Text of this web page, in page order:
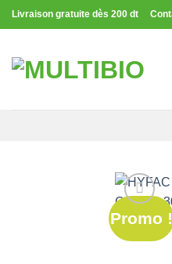
Passer
au
Livraison gratuite dès 200 dt
Promo !